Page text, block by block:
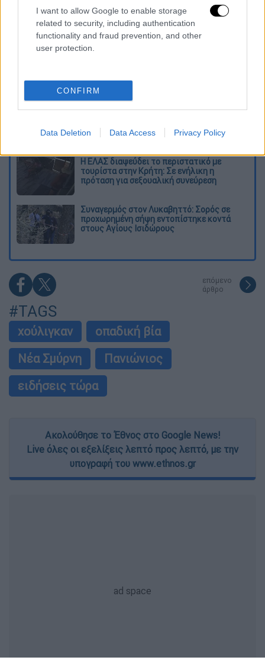
I want to allow Google to enable storage
related to security, including authentication
functionality and fraud prevention, and other
user protection.
CONFIRM
Data Deletion Data Access Privacy Policy
Διαβάστε ακόμη
αδυναμία, τώρα το βλέπω ως δύναμη»
«Χωρίς σκηνές και κουβέρτες σε ακραίες
χιλιάδες μετανάστες στη Θέουτα
Η ΕΛΑΣ διαψεύδει το περιστατικό με
τουρίστα στην Κρήτη: Σε ενήλικη η
πρόταση για σεξουαλική συνεύρεση
Συναγερμός στον Λυκαβηττό: Σορός σε
προχωρημένη σήψη εντοπίστηκε κοντά
στους Αγίους Ισιδώρους
επόμενο
άρθρο
#TAGS
χούλιγκαν
οπαδική βία
Νέα Σμύρνη
Πανιώνιος
ειδήσεις τώρα
Ακολούθησε το Έθνος στο Google News!
Live όλες οι εξελίξεις λεπτό προς λεπτό, με την
υπογραφή του www.ethnos.gr